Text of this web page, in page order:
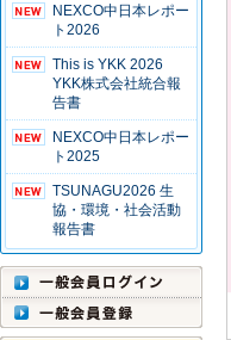
NEXCO中日本レポー
ト2026
This is YKK 2026
YKK株式会社統合報
告書
NEXCO中日本レポー
ト2025
TSUNAGU2026 生
協・環境・社会活動
報告書